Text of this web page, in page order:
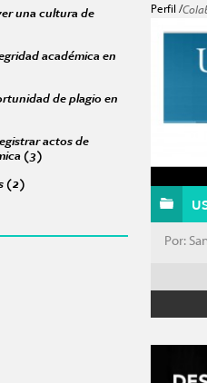
una cultura de
para promover una cultura
académica en
¿Cómo fomentar la integridad
de plagio en
actos de
(3) Apply Procedimientos para
(2) Apply Reglamentos y códigos
Perfil /
Por: